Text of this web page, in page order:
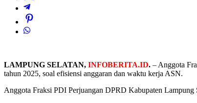
LAMPUNG SELATAN, INFOBERITA.ID. – Anggota
tahun 2025, soal efisiensi anggaran dan waktu kerja ASN.
Anggota Fraksi PDI Perjuangan DPRD Kabupaten Lampung